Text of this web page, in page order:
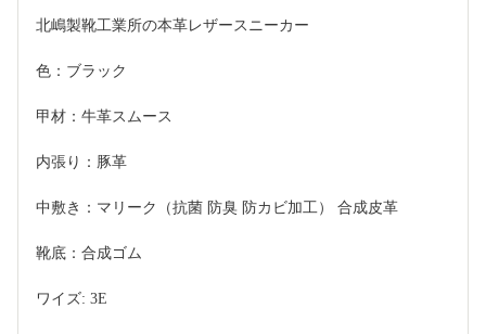
北嶋製靴工業所の本革レザースニーカー
色：ブラック
甲材：牛革スムース
内張り：豚革
中敷き：マリーク（抗菌 防臭 防カビ加工） 合成皮革
靴底：合成ゴム
ワイズ: 3E